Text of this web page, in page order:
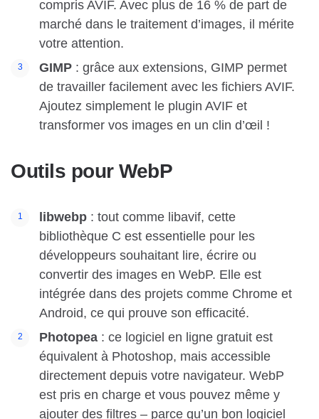
compris AVIF. Avec plus de 16 % de part de
marché dans le traitement d’images, il mérite
votre attention.
GIMP : grâce aux extensions, GIMP permet
de travailler facilement avec les fichiers AVIF.
Ajoutez simplement le plugin AVIF et
transformer vos images en un clin d’œil !
Outils pour WebP
libwebp : tout comme libavif, cette
bibliothèque C est essentielle pour les
développeurs souhaitant lire, écrire ou
convertir des images en WebP. Elle est
intégrée dans des projets comme Chrome et
Android, ce qui prouve son efficacité.
Photopea : ce logiciel en ligne gratuit est
équivalent à Photoshop, mais accessible
directement depuis votre navigateur. WebP
est pris en charge et vous pouvez même y
ajouter des filtres – parce qu’un bon logiciel